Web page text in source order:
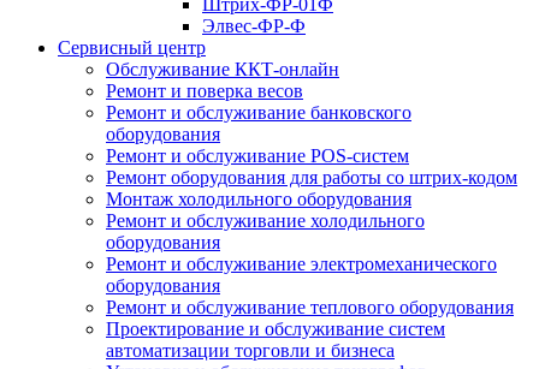
Штрих-ФР-01Ф
Элвес-ФР-Ф
Сервисный центр
Обслуживание ККТ-онлайн
Ремонт и поверка весов
Ремонт и обслуживание банковского
оборудования
Ремонт и обслуживание POS-систем
Ремонт оборудования для работы со штрих-кодом
Монтаж холодильного оборудования
Ремонт и обслуживание холодильного
оборудования
Ремонт и обслуживание электромеханического
оборудования
Ремонт и обслуживание теплового оборудования
Проектирование и обслуживание систем
автоматизации торговли и бизнеса